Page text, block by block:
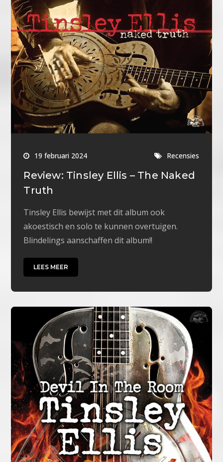
19 februari 2024 Recensies
Review: Tinsley Ellis – The Naked
Truth
Tinsley Ellis bewijst met dit album ook
akoestisch en solo te kunnen overtuigen.
Blindelings aanschaffen dit album!!
LEES MEER